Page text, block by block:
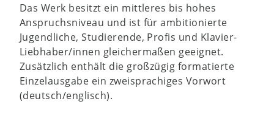
Das Werk besitzt ein mittleres bis hohes
Anspruchsniveau und ist für ambitionierte
Jugendliche, Studierende, Profis und Klavier-
Liebhaber/innen gleichermaßen geeignet.
Zusätzlich enthält die großzügig formatierte
Einzelausgabe ein zweisprachiges Vorwort
(deutsch/englisch).